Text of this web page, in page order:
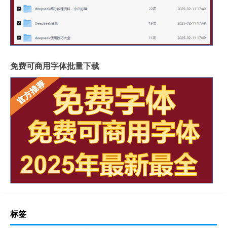
免费可商用字体批量下载
标签